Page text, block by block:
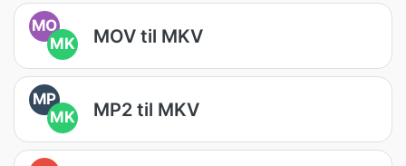
MO
MK
MOV til MKV
MP
MK
MP2 til MKV